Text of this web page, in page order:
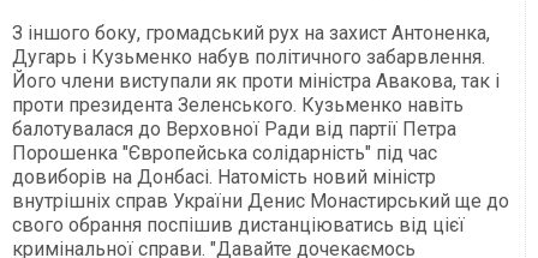
З іншого боку, громадський рух на захист Антоненка,
Дугарь і Кузьменко набув політичного забарвлення.
Його члени виступали як проти міністра Авакова, так і
проти президента Зеленського. Кузьменко навіть
балотувалася до Верховної Ради від партії Петра
Порошенка "Європейська солідарність" під час
довиборів на Донбасі. Натомість новий міністр
внутрішніх справ України Денис Монастирський ще до
свого обрання поспішив дистанціюватись від цієї
кримінальної справи. "Давайте дочекаємось